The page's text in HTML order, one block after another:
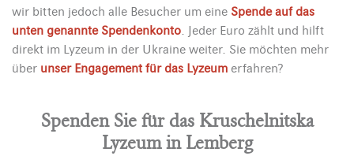
wir bitten jedoch alle Besucher um eine Spende auf das
unten genannte Spendenkonto. Jeder Euro zählt und hilft
direkt im Lyzeum in der Ukraine weiter. Sie möchten mehr
über unser Engagement für das Lyzeum erfahren?
Spenden Sie für das Kruschelnitska
Lyzeum in Lemberg